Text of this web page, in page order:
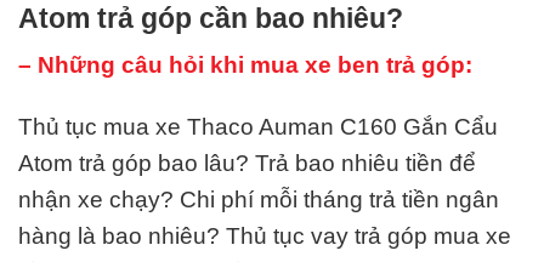
Atom trả góp cần bao nhiêu?
– Những câu hỏi khi mua xe ben trả góp:
Thủ tục mua xe Thaco Auman C160 Gắn Cẩu
Atom trả góp bao lâu? Trả bao nhiêu tiền để
nhận xe chạy? Chi phí mỗi tháng trả tiền ngân
hàng là bao nhiêu? Thủ tục vay trả góp mua xe